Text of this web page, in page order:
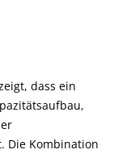
dass ein
Die Kombination